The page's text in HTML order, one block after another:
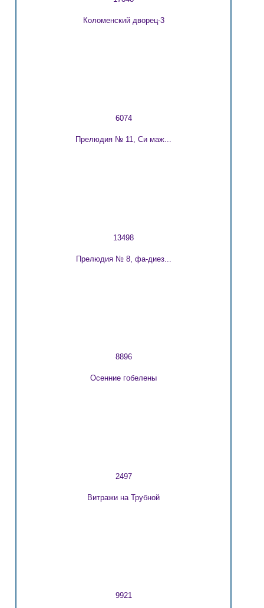
Коломенский дворец-3
6074
Прелюдия № 11, Си маж...
13498
Прелюдия № 8, фа-диез...
8896
Осенние гобелены
2497
Витражи на Трубной
9921